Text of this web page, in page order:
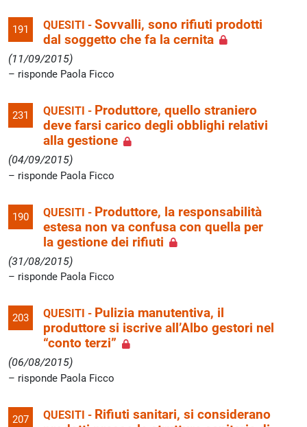
191 QUESITI - Sovvalli, sono rifiuti prodotti
dal soggetto che fa la cernita
(11/09/2015)
risponde Paola Ficco
231 QUESITI - Produttore, quello straniero
deve farsi carico degli obblighi relativi
alla gestione
(04/09/2015)
risponde Paola Ficco
190 QUESITI - Produttore, la responsabilità
estesa non va confusa con quella per
la gestione dei rifiuti
(31/08/2015)
risponde Paola Ficco
203 QUESITI - Pulizia manutentiva, il
produttore si iscrive all’Albo gestori nel
“conto terzi”
(06/08/2015)
risponde Paola Ficco
207 QUESITI - Rifiuti sanitari, si considerano